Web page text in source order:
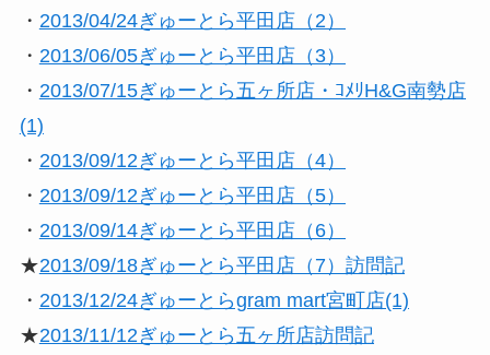
・ 2013/04/24ぎゅーとら平田店（2）
・ 2013/06/05ぎゅーとら平田店（3）
・ 2013/07/15ぎゅーとら五ヶ所店・ｺﾒﾘH&G南勢店
(1)
・ 2013/09/12ぎゅーとら平田店（4）
・ 2013/09/12ぎゅーとら平田店（5）
・ 2013/09/14ぎゅーとら平田店（6）
★2013/09/18ぎゅーとら平田店（7）訪問記
・ 2013/12/24ぎゅーとらgram mart宮町店(1)
★2013/11/12ぎゅーとら五ヶ所店訪問記